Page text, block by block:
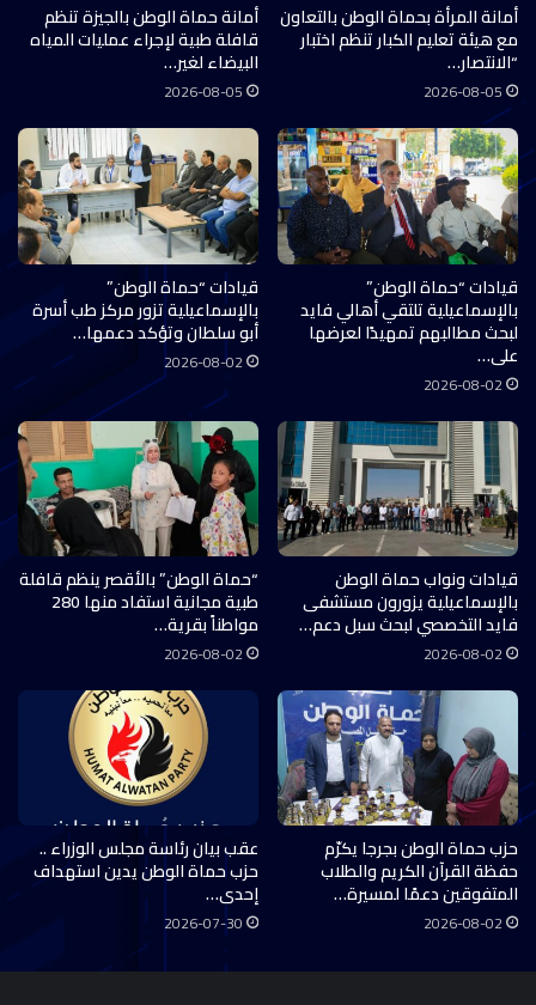
أمانة المرأة بحماة الوطن بالتعاون
مع هيئة تعليم الكبار تنظم اختبار
“الانتصار…
2026-08-05
أمانة حماة الوطن بالجيزة تنظم
قافلة طبية لإجراء عمليات المياه
البيضاء لغير…
2026-08-05
قيادات “حماة الوطن”
بالإسماعيلية تلتقي أهالي فايد
لبحث مطالبهم تمهيدًا لعرضها
على…
2026-08-02
قيادات “حماة الوطن”
بالإسماعيلية تزور مركز طب أسرة
أبو سلطان وتؤكد دعمها…
2026-08-02
قيادات ونواب حماة الوطن
بالإسماعيلية يزورون مستشفى
فايد التخصصي لبحث سبل دعم…
2026-08-02
“حماة الوطن” بالأقصر ينظم قافلة
طبية مجانية استفاد منها 280
مواطناً بقرية…
2026-08-02
حزب حماة الوطن بجرجا يكرّم
حفظة القرآن الكريم والطلاب
المتفوقين دعمًا لمسيرة…
2026-08-02
عقب بيان رئاسة مجلس الوزراء ..
حزب حماة الوطن يدين استهداف
إحدى…
2026-07-30